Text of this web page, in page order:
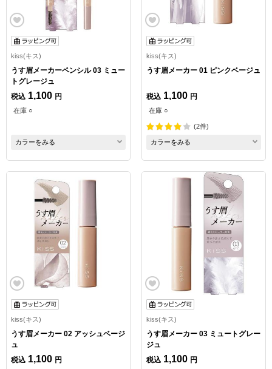
kiss(キス)
うす眉メーカーペンシル 03 ミュー
トグレージュ
税込 1,100 円
在庫 ○
カラーをみる
kiss(キス)
うす眉メーカー 01 ピンクベージュ
税込 1,100 円
在庫 ○
(2件)
カラーをみる
kiss(キス)
うす眉メーカー 02 アッシュベージ
ュ
税込 1,100 円
kiss(キス)
うす眉メーカー 03 ミュートグレー
ジュ
税込 1,100 円